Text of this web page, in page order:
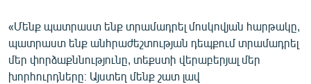
«Մենք պատրաստ ենք տրամադրել մոսկովյան հարթակը,
պատրաստ ենք անհրաժեշտության դեպքում տրամադրել
մեր փորձաքննությունը, տեքստի վերաբերյալ մեր
խորհուրդները։ Այստեղ մենք շատ լավ